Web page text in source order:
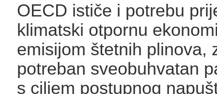
OECD ističe i potrebu
klimatski otpornu
emisijom štetnih plinova,
potreban sveobuhvatan
s ciljem postupnog